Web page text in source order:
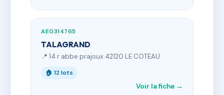
AE0314765
TALAGRAND
📍 14 r abbe prajoux 42120 LE COTEAU
🏠 12 lots
Voir la fiche →